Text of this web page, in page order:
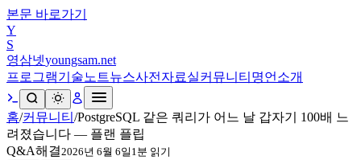
본문 바로가기
Y
S
영삼넷youngsam.net
프로그램기술노트뉴스사전 자료실커뮤니티 명언 소개
홈/커뮤니티 /PostgreSQL 같은 쿼리가 어느 날 갑자기 100배 느
려졌습니다 — 플랜 플립
Q&A해결2026년 6월 6일 1분 읽기